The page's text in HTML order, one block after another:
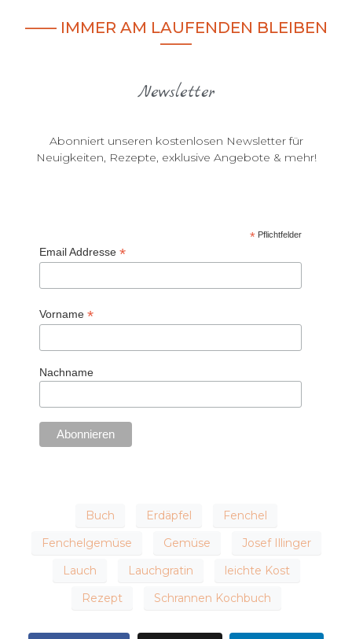
—— IMMER AM LAUFENDEN BLEIBEN
––––
Newsletter
Abonniert unseren kostenlosen Newsletter für
Neuigkeiten, Rezepte, exklusive Angebote & mehr!
* Pflichtfelder
Email Addresse *
Vorname *
Nachname
Buch Erdäpfel
Fenchel
Fenchelgemüse
Gemüse
Josef Illinger
Lauch
Lauchgratin
leichte Kost
Rezept
Schrannen Kochbuch